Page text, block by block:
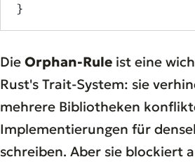
}
Die Orphan-Rule ist eine
Rust's Trait-System: sie
mehrere Bibliotheken
Implementierungen für
schreiben. Aber sie blockiert